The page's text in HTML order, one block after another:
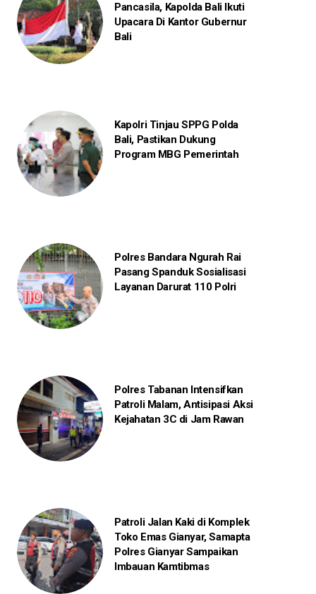
Pancasila, Kapolda Bali Ikuti
Upacara Di Kantor Gubernur
Bali
Kapolri Tinjau SPPG Polda
Bali, Pastikan Dukung
Program MBG Pemerintah
Polres Bandara Ngurah Rai
Pasang Spanduk Sosialisasi
Layanan Darurat 110 Polri
Polres Tabanan Intensifkan
Patroli Malam, Antisipasi Aksi
Kejahatan 3C di Jam Rawan
Patroli Jalan Kaki di Komplek
Toko Emas Gianyar, Samapta
Polres Gianyar Sampaikan
Imbauan Kamtibmas